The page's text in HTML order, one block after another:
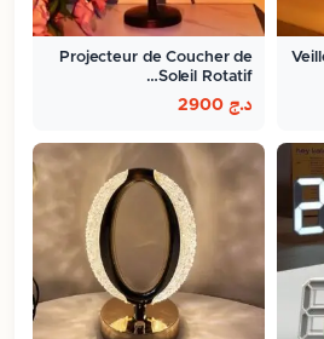
Projecteur de Coucher de
Soleil Rotatif…
د.ج